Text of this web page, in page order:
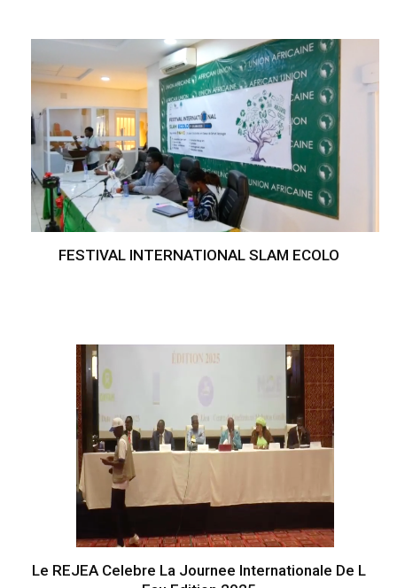
FESTIVAL INTERNATIONAL SLAM ECOLO
Le REJEA Celebre La Journee Internationale De L